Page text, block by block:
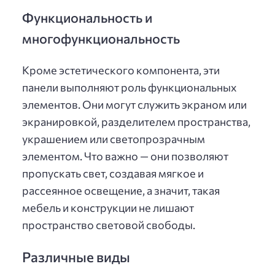
Функциональность и
многофункциональность
Кроме эстетического компонента, эти
панели выполняют роль функциональных
элементов. Они могут служить экраном или
экранировкой, разделителем пространства,
украшением или светопрозрачным
элементом. Что важно — они позволяют
пропускать свет, создавая мягкое и
рассеянное освещение, а значит, такая
мебель и конструкции не лишают
пространство световой свободы.
Различные виды